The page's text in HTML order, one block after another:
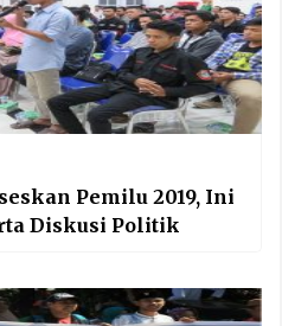
Pemilu 2019, Ini
Diskusi Politik